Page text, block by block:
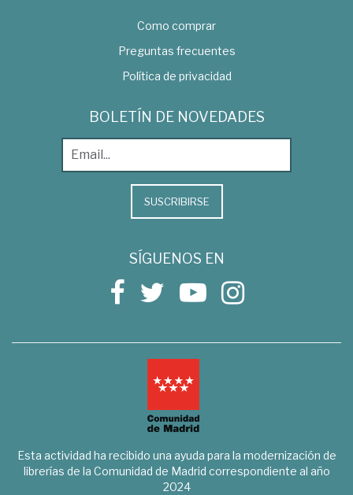
Como comprar
Preguntas frecuentes
Política de privacidad
BOLETÍN DE NOVEDADES
SUSCRIBIRSE
SÍGUENOS EN
Esta actividad ha recibido una ayuda para la modernización de
librerías de la Comunidad de Madrid correspondiente al año
2024